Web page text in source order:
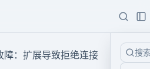
搜
障：扩展导致拒绝连接